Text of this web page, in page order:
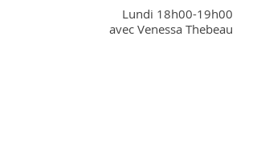
Lundi 18h00-19h00
avec Venessa Thebeau